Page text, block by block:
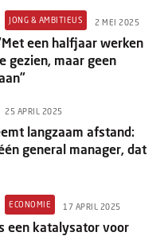
JONG & AMBITIEUS 2 MEI 2025
een halfjaar werken
gezien, maar geen
25 APRIL 2025
langzaam afstand:
general manager, dat
ECONOMIE 17 APRIL 2025
een katalysator voor